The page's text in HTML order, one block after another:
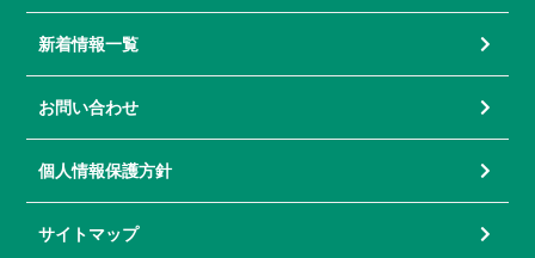
新着情報一覧
お問い合わせ
個人情報保護方針
サイトマップ